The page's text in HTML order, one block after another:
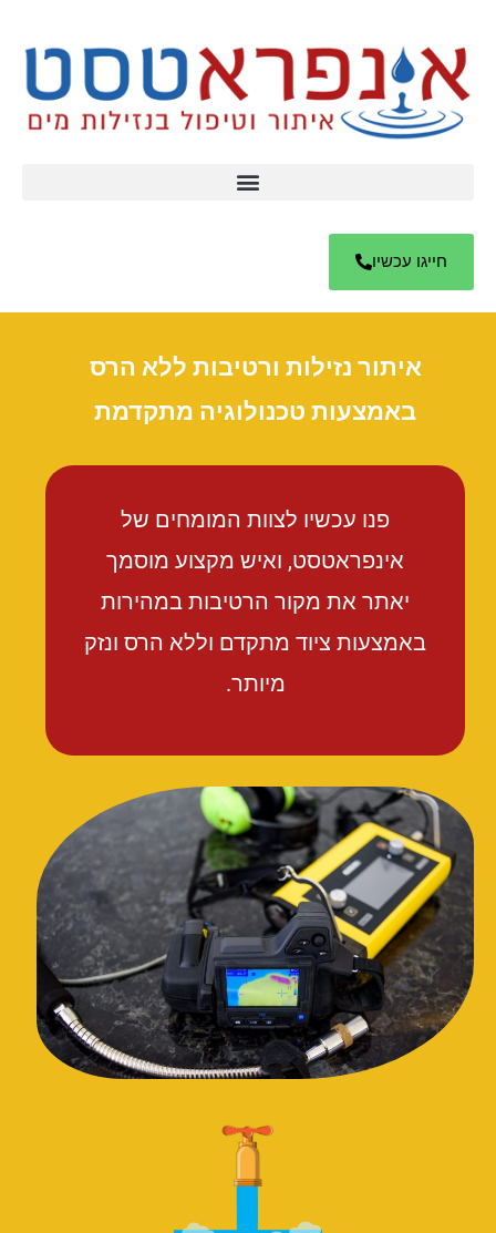
חייגו עכשיו
איתור נזילות ורטיבות ללא הרס
באמצעות טכנולוגיה מתקדמת
פנו עכשיו לצוות המומחים של
אינפראטסט, ואיש מקצוע מוסמך
יאתר את מקור הרטיבות במהירות
באמצעות ציוד מתקדם וללא הרס ונזק
מיותר.